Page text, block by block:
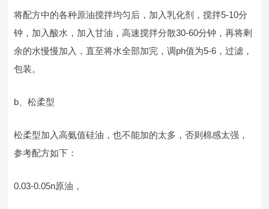
将配方中的各种原油搅拌均匀后，加入乳化剂，搅拌5-10分
钟，加入酸水，加入甘油，高速搅拌分散30-60分钟，再将剩
余的水慢慢加入，直至将水全部加完，调ph值为5-6，过滤，
包装。
b、松柔型
松柔型加入高氨值硅油，也不能加的太多，否则棉感太强，
参考配方如下：
0.03-0.05n原油，